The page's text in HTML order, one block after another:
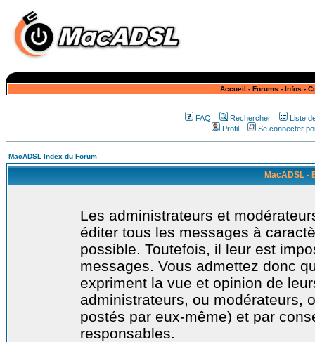
Accueil - Forums - Infos -
FAQ Rechercher
Liste
Profil
Se connecter
MacADSL Index du Forum
MacADSL -
Les administrateurs et
éditer tous les messages à
possible. Toutefois, il leur est
messages. Vous admettez donc
expriment la vue et opinion de
administrateurs, ou modérateurs,
postés par eux-même) et par
responsables.